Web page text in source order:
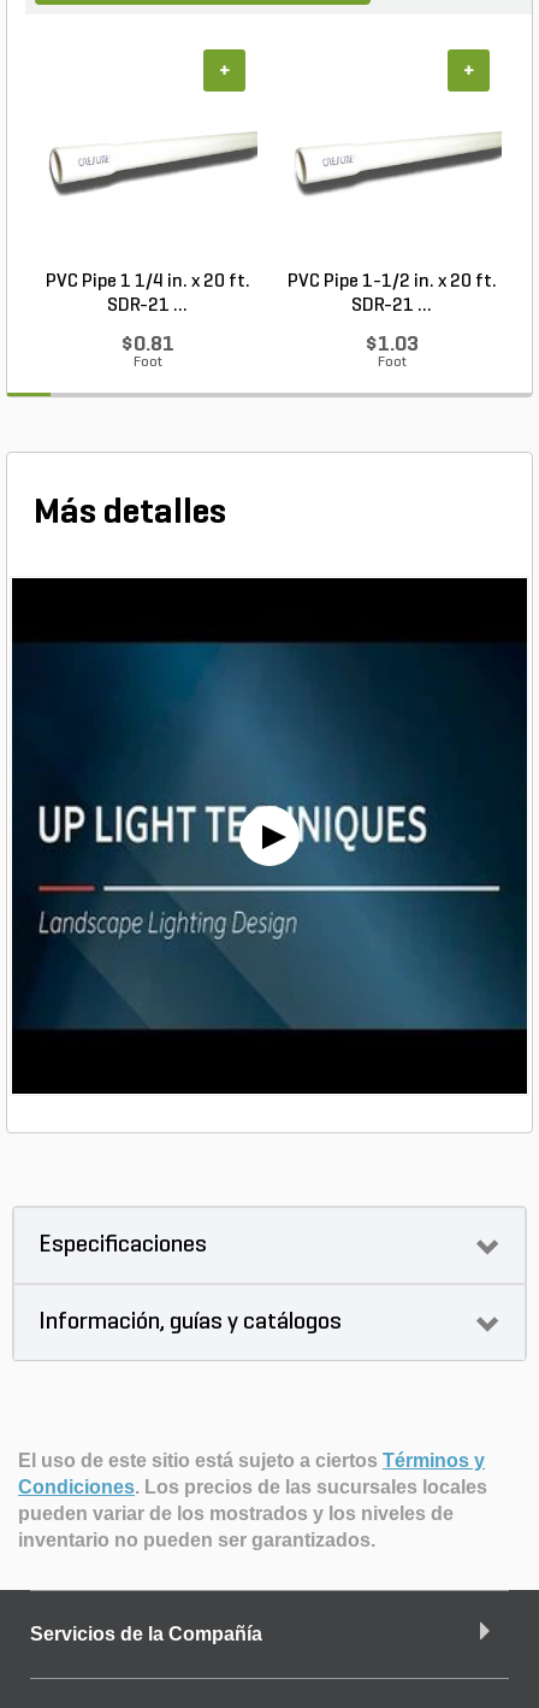
PVC Pipe 1 1/4 in. x 20 ft.
SDR-21 ...
$0.81
Foot
+
PVC Pipe 1-1/2 in. x 20 ft.
SDR-21 ...
$1.03
Foot
+
Más detalles
Especificaciones
Información, guías y catálogos
El uso de este sitio está sujeto a ciertos Términos y
Condiciones. Los precios de las sucursales locales
pueden variar de los mostrados y los niveles de
inventario no pueden ser garantizados.
Servicios de la Compañía